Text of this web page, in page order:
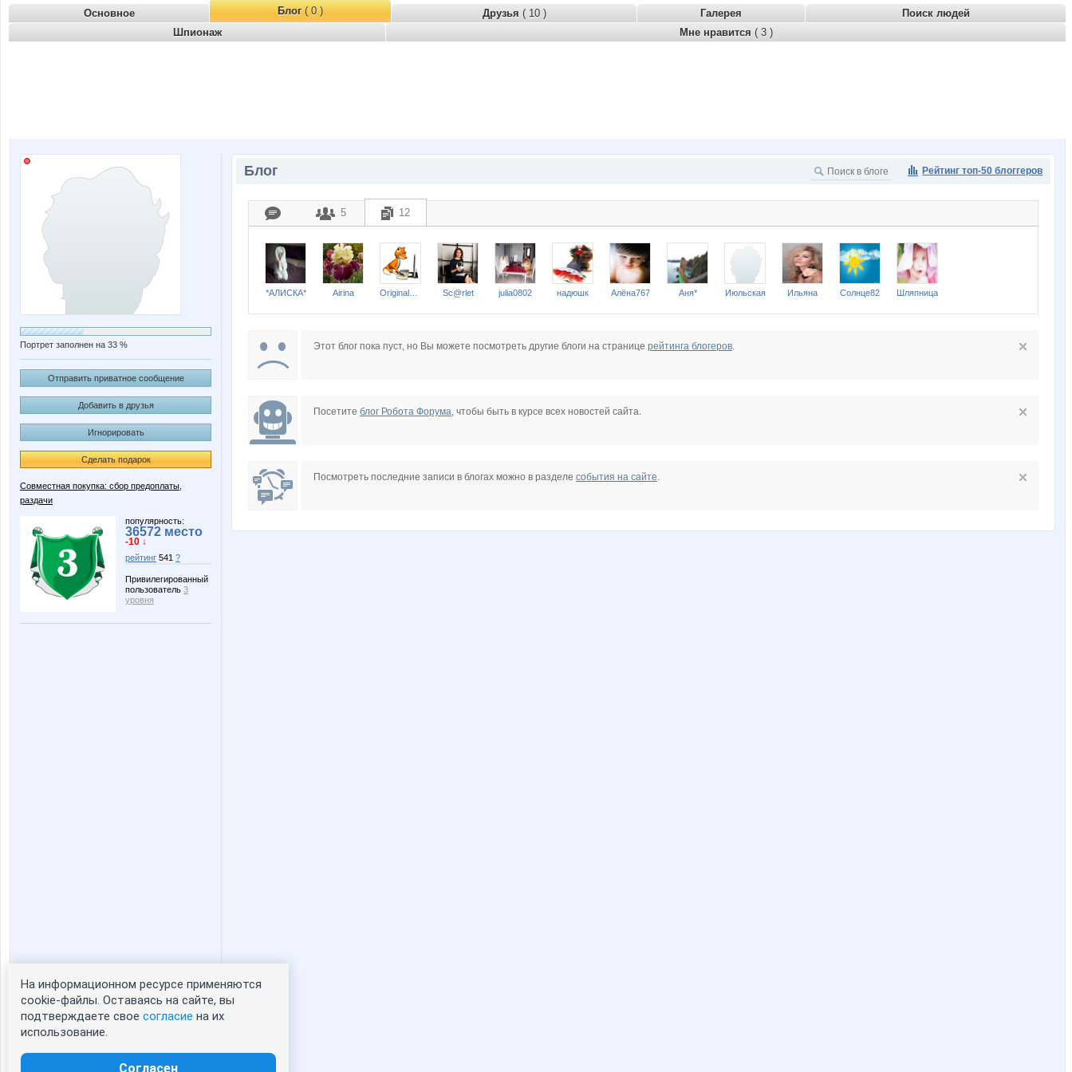
Основное Блог( 0 ) Друзья ( 10 ) Галерея
Поиск людей
Шпионаж
Мне нравится ( 3 )
Портрет заполнен на 33 %
Отправить приватное сообщение
Добавить в друзья
Игнорировать
Сделать подарок
Совместная покупка: сбор предоплаты,
раздачи
популярность:
36572 место
-10 ↓
рейтинг 541 ?
Привилегированный
пользователь 3
уровня
Статистика портрета:
сейчас просматривают портрет - 0
зарегистрированные пользователи
Рейтинг топ-50 блоггеров
Блог
5 12
*АЛИСКА* Airina Sc@rlet julia0802 надюшк Алёна767 Аня* Июльская Ильяна Солнце82 Шляпница
Этот блог пока пуст, но Вы можете посмотреть другие блоги на странице рейтинга блогеров.
Посетите блог Робота Форума, чтобы быть в курсе всех новостей сайта.
Посмотреть последние записи в блогах можно в разделе события на сайте.
На информационном ресурсе применяются
cookie-файлы. Оставаясь на сайте, вы
подтверждаете свое согласие на их
использование.
Согласен